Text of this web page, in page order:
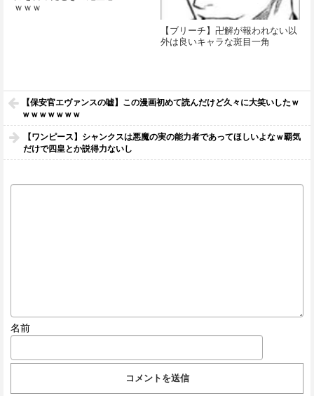
ｗｗｗ
【ブリーチ】卍解が報われない以
外は良いキャラな斑目一角
【保安官エヴァンスの嘘】この漫画初めて読んだけど久々に大笑いしたｗ
ｗｗｗｗｗｗｗ
【ワンピース】シャンクスは悪魔の実の能力者であってほしいよなｗ覇気
だけで四皇とか説得力ないし
名前